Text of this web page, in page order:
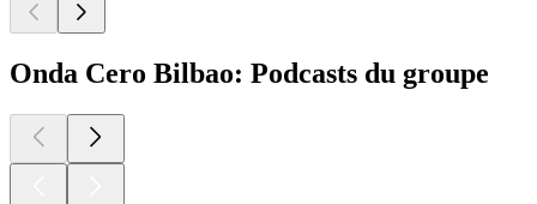
Onda Cero Bilbao: Podcasts du groupe